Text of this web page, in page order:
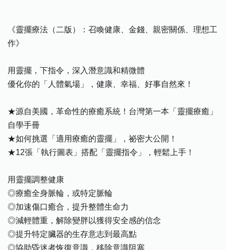
《靈擺療法（二版）：召喚健康、金錢、親密關係、理想工
作》
用靈擺，下指令，深入潛意識和精微體
優化你的「人體氣場」，健康、幸福、好事自然來！
★源自美國，革命性的療癒系統！台灣第一本「靈擺療癒」
自學手冊
★如何挑選「適用療癒的靈擺」，祕密大公開！
★12張「執行圖表」搭配「靈擺指令」，輕鬆上手！
用靈擺調整健康
◎療癒全身脈輪，或特定脈輪
◎加速傷口癒合，提升整體生命力
◎減輕體重，解除變胖以獲得安全感的信念
◎提升特定臟器的生存意志到最高點
◎協助昏迷者恢復意識，移除意識阻塞